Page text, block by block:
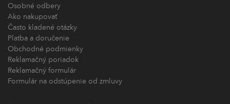
Osobné odbery
Ako nakupovať
Často kladené otázky
Platba a doručenie
Obchodné podmienky
Reklamačný poriadok
Reklamačný formulár
Formulár na odstúpenie od zmluvy